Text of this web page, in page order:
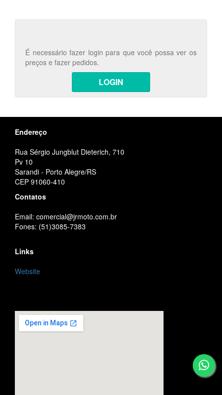
É necessário fazer login para que você possa ver os
preços e fazer pedidos.
LOGIN
Endereço
Rua Sérgio Jungblut Dieterich, 710
Pv 10
Sarandi - Porto Alegre/RS
CEP 91060-410
Contatos
Email: comercial@jrmoto.com.br
Fones: (51)3085-7383
Links
Website